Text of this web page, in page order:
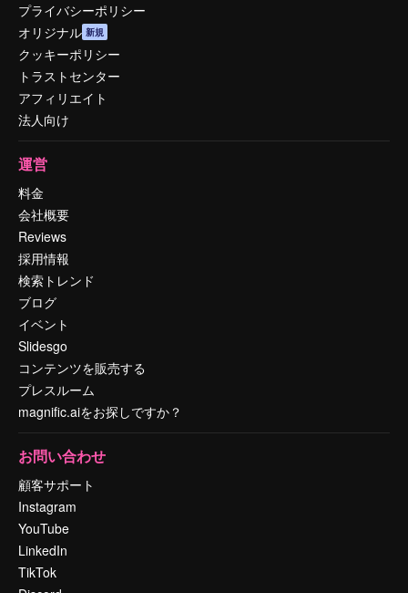
プライバシーポリシー
オリジナル 新規
クッキーポリシー
トラストセンター
アフィリエイト
法人向け
運営
料金
会社概要
Reviews
採用情報
検索トレンド
ブログ
イベント
Slidesgo
コンテンツを販売する
プレスルーム
magnific.aiをお探しですか？
お問い合わせ
顧客サポート
Instagram
YouTube
LinkedIn
TikTok